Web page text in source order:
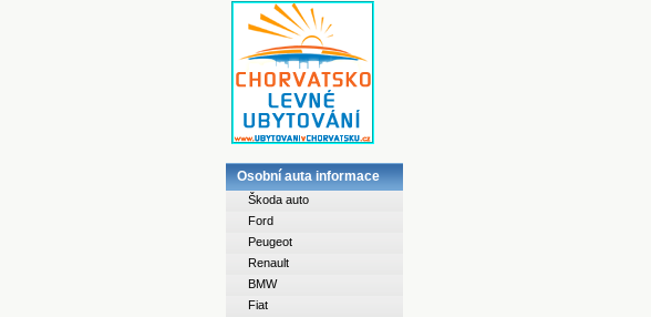
Osobní auta informace
Škoda auto
Ford
Peugeot
Renault
BMW
Fiat